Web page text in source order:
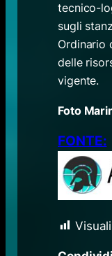
tecnico-
sugli
Ordinario
delle
vigente.
Foto
FONTE: